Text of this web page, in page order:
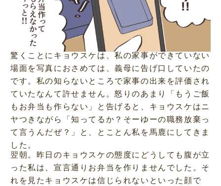
驚くことにキョウスケは、私の家事ができていない
場面を写真におさめては、義母に告げ口していたの
です。私の知らないところで家事の出来を評価され
ていたなんて許せません。怒りのあまり「もうご飯
もお弁当も作らない」と告げると、キョウスケはニ
ヤつきながら「知ってるか？そーゆーの職務放棄っ
て言うんだぜ？」と、とことん私を馬鹿にしてきま
した。
翌朝。昨日のキョウスケの態度にどうしても腹が立
った私は、宣言通りお弁当を作りませんでした。そ
れを見たキョウスケは信じられないといった顔で